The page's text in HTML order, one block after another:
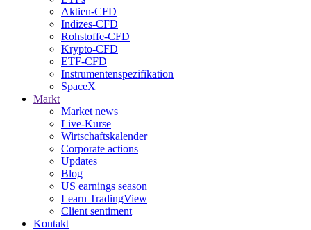
Aktien-CFD
Indizes-CFD
Rohstoffe-CFD
Krypto-CFD
ETF-CFD
Instrumentenspezifikation
SpaceX
Markt
Market news
Live-Kurse
Wirtschaftskalender
Corporate actions
Updates
Blog
US earnings season
Learn TradingView
Client sentiment
Kontakt